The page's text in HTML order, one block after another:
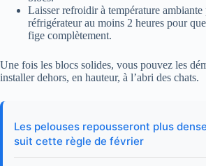
Laisser refroidir à température ambiante
réfrigérateur au moins 2 heures pour
fige complètement.
Une fois les blocs solides, vous pouvez les
installer dehors, en hauteur, à l’abri des chats.
Les pelouses repousseront plus
suit cette règle de février